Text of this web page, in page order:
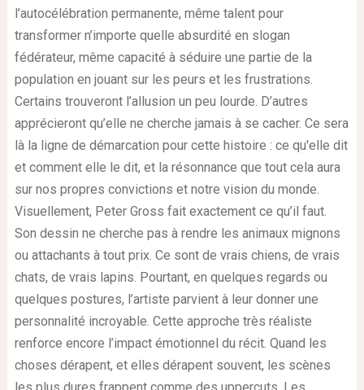
l’autocélébration permanente, même talent pour
transformer n’importe quelle absurdité en slogan
fédérateur, même capacité à séduire une partie de la
population en jouant sur les peurs et les frustrations.
Certains trouveront l’allusion un peu lourde. D’autres
apprécieront qu’elle ne cherche jamais à se cacher. Ce sera
là la ligne de démarcation pour cette histoire : ce qu'elle dit
et comment elle le dit, et la résonnance que tout cela aura
sur nos propres convictions et notre vision du monde.
Visuellement, Peter Gross fait exactement ce qu’il faut.
Son dessin ne cherche pas à rendre les animaux mignons
ou attachants à tout prix. Ce sont de vrais chiens, de vrais
chats, de vrais lapins. Pourtant, en quelques regards ou
quelques postures, l’artiste parvient à leur donner une
personnalité incroyable. Cette approche très réaliste
renforce encore l’impact émotionnel du récit. Quand les
choses dérapent, et elles dérapent souvent, les scènes